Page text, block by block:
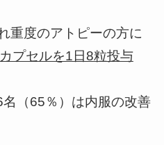
重度のアトピーの方に
プセルを1日8粒投与
（65％）は内服の改善